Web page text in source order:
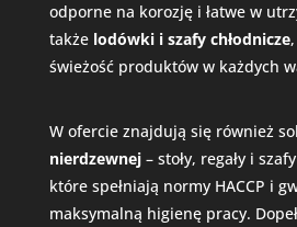
odporne na korozję i łatwe w
także lodówki i szafy chłodnicze
świeżość produktów w każdych
W ofercie znajdują się również
nierdzewnej– stoły, regały i
które spełniają normy HACCP i
maksymalną higienę pracy.